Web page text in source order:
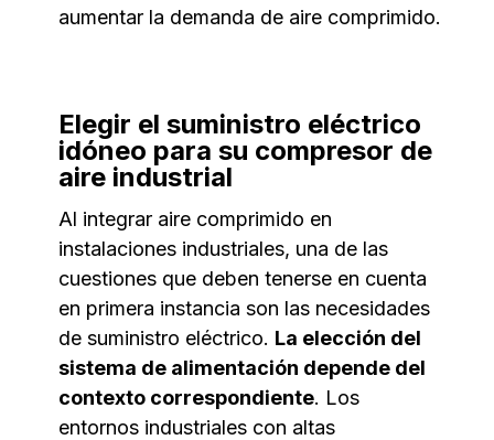
aumentar la demanda de aire comprimido.
Elegir el suministro eléctrico
idóneo para su compresor de
aire industrial
Al integrar aire comprimido en
instalaciones industriales, una de las
cuestiones que deben tenerse en cuenta
en primera instancia son las necesidades
de suministro eléctrico. La elección del
sistema de alimentación depende del
contexto correspondiente. Los
entornos industriales con altas